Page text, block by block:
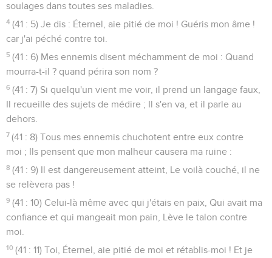
soulages dans toutes ses maladies.
4 (41 : 5) Je dis : Éternel, aie pitié de moi ! Guéris mon âme !
car j'ai péché contre toi.
5 (41 : 6) Mes ennemis disent méchamment de moi : Quand
mourra-t-il ? quand périra son nom ?
6 (41 : 7) Si quelqu'un vient me voir, il prend un langage faux,
Il recueille des sujets de médire ; Il s'en va, et il parle au
dehors.
7 (41 : 8) Tous mes ennemis chuchotent entre eux contre
moi ; Ils pensent que mon malheur causera ma ruine :
8 (41 : 9) Il est dangereusement atteint, Le voilà couché, il ne
se relèvera pas !
9 (41 : 10) Celui-là même avec qui j'étais en paix, Qui avait ma
confiance et qui mangeait mon pain, Lève le talon contre
moi.
10 (41 : 11) Toi, Éternel, aie pitié de moi et rétablis-moi ! Et je